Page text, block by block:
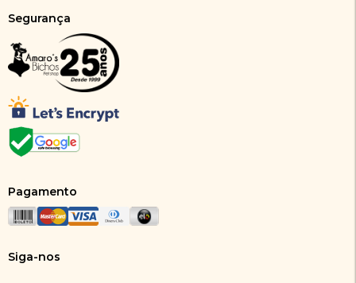
Segurança
Pagamento
Siga-nos